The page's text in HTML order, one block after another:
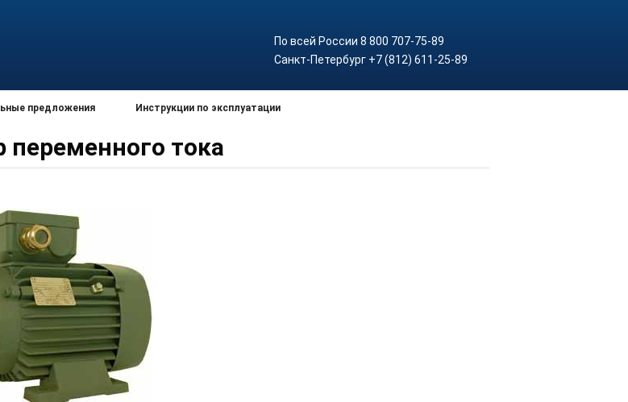
По всей России 8 800 707-75-89
Санкт-Петербург +7 (812) 611-25-89
предложения Инструкции по эксплуатации
переменного тока